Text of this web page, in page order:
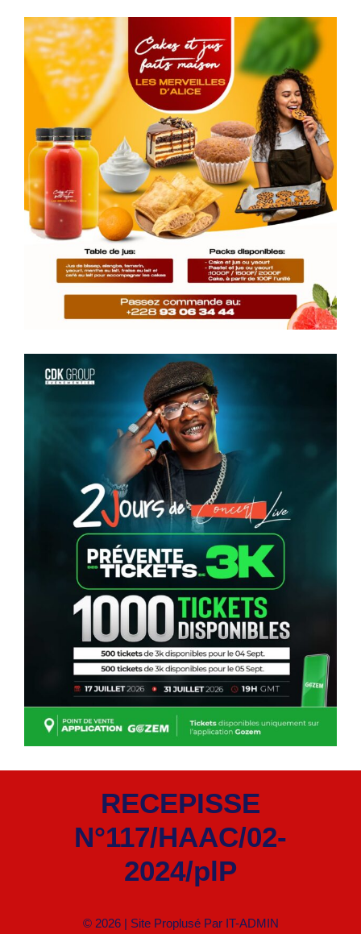
RECEPISSE
N°117/HAAC/02-
2024/plP
© 2026 | Site Proplusé Par IT-ADMIN